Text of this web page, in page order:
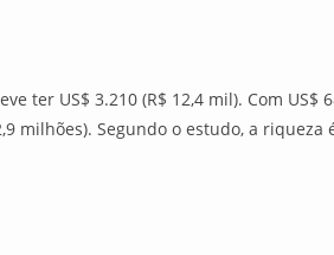
US$ 3.210 (R$ 12,4 mil). Com US$
milhões). Segundo o estudo, a